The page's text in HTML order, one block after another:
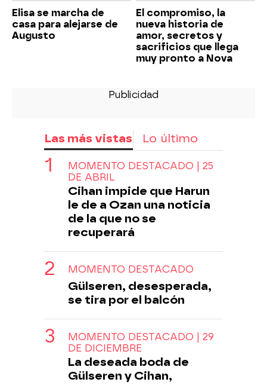
Elisa se marcha de
casa para alejarse de
Augusto
El compromiso, la
nueva historia de
amor, secretos y
sacrificios que llega
muy pronto a Nova
Las más vistas Lo último
MOMENTO DESTACADO | 25
DE ABRIL
Cihan impide que Harun
le de a Ozan una noticia
de la que no se
recuperará
MOMENTO DESTACADO
Gülseren, desesperada,
se tira por el balcón
MOMENTO DESTACADO | 29
DE DICIEMBRE
La deseada boda de
Gülseren y Cihan,